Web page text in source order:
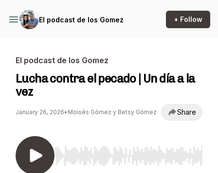
El podcast de los Gomez + Follow
El podcast de los Gomez
Lucha contra el pecado | Un día a la
vez
January 26, 2026• Moisés Gómez y Betsy Gómez Share
Use Left/Right to seek, Home/End to jump to